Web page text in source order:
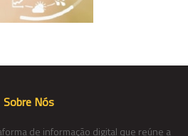
Sobre Nós
de informação digital que reúne a